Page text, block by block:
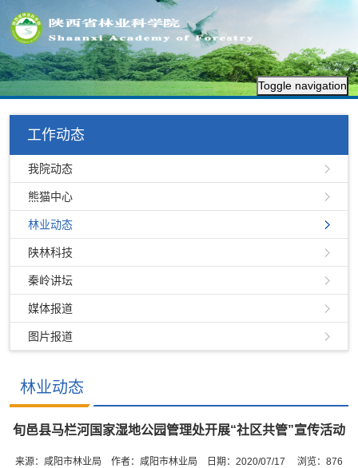
Toggle navigation
工作动态
我院动态
熊猫中心
林业动态
陕林科技
秦岭讲坛
媒体报道
图片报道
林业动态
旬邑县马栏河国家湿地公园管理处开展“社区共管”宣传活动
来源：咸阳市林业局 作者：咸阳市林业局 日期：2020/07/17 浏览： 876